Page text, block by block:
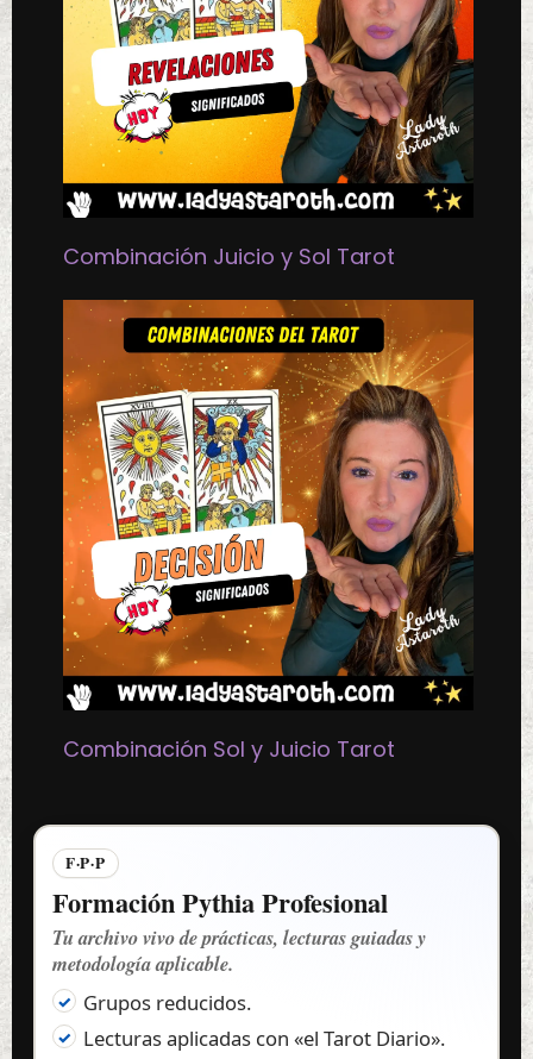
Combinación Juicio y Sol Tarot
Combinación Sol y Juicio Tarot
F·P·P
Formación Pythia Profesional
Tu archivo vivo de prácticas, lecturas guiadas y
metodología aplicable.
Grupos reducidos.
Lecturas aplicadas con «el Tarot Diario».